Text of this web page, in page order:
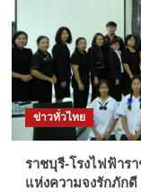
ข่าวทั่วไทย
ราชบุรี-โรงไฟฟ้าร
แห่งความจงรักภัก